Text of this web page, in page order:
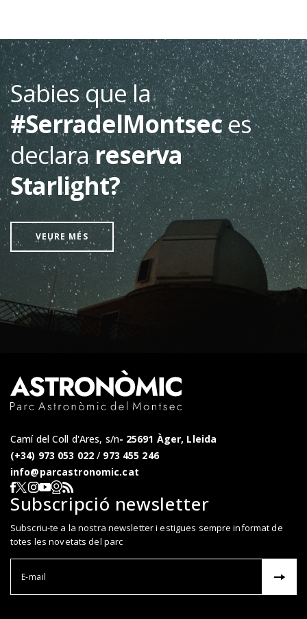
Sabies que la
#SerradelMontseces
declarareserva
Starlight?
VEURE MÉS
Segueix-nos a Facebook
Segueix-nos a X
Segueix-nos a Instagram
Segueix-nos a YouTube
Webcam en directe
RSS del Parc Astronòmic
Camí del Coll d'Ares, s/n 25691 Àger, Lleida
(+34) 973 053 022 / 973 455 246
info@parcastronomic.cat
Subscripció newsletter
Subscriu-te a la nostra newsletter i estigues sempre informat de
totes les novetats del parc